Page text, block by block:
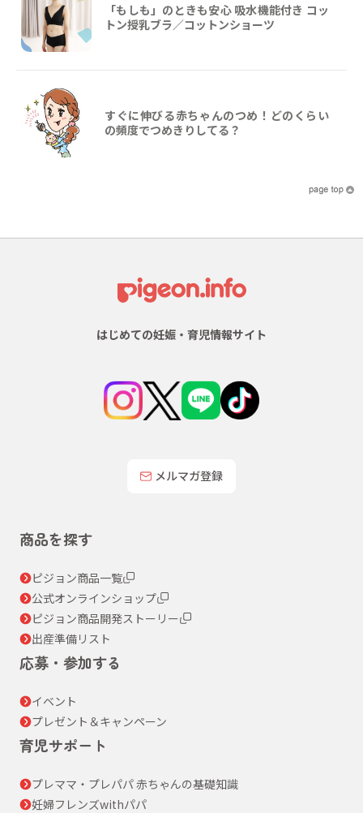
「もしも」のときも安心 吸水機能付き コッ
トン授乳ブラ／コットンショーツ
すぐに伸びる赤ちゃんのつめ！どのくらい
の頻度でつめきりしてる？
はじめての妊娠・育児情報サイト
メルマガ登録
商品を探す
ピジョン商品一覧
公式オンラインショップ
ピジョン商品開発ストーリー
出産準備リスト
応募・参加する
イベント
プレゼント＆キャンペーン
育児サポート
プレママ・プレパパ 赤ちゃんの基礎知識
妊婦フレンズwithパパ